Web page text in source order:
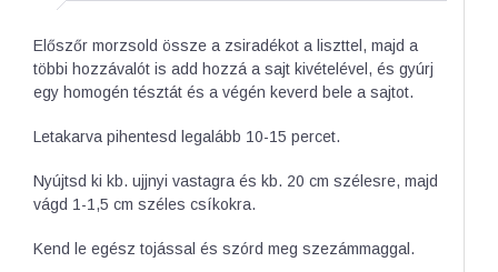
Előszőr morzsold össze a zsiradékot a liszttel, majd a
többi hozzávalót is add hozzá a sajt kivételével, és gyúrj
egy homogén tésztát és a végén keverd bele a sajtot.
Letakarva pihentesd legalább 10-15 percet.
Nyújtsd ki kb. ujjnyi vastagra és kb. 20 cm szélesre, majd
vágd 1-1,5 cm széles csíkokra.
Kend le egész tojással és szórd meg szezámmaggal.